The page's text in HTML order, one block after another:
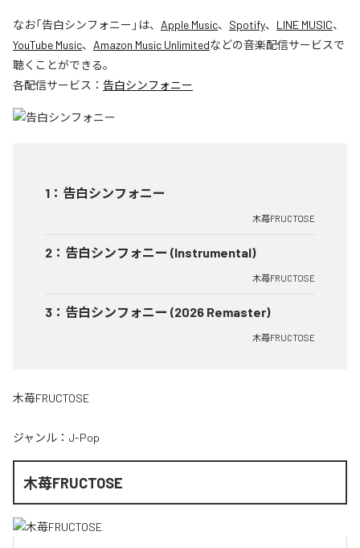
なお「告白シンフォニー 」は、 Apple Music、 Spotify、 LINE MUSIC、
YouTube Music、 Amazon Music Unlimitedなどの音楽配信サービスで
聴くことができる。
各配信サービス： 告白シンフォニー
1 ： 告白シンフォニー
木苺FRUCTOSE
2 ： 告白シンフォニー (Instrumental)
木苺FRUCTOSE
3 ： 告白シンフォニー (2026 Remaster)
木苺FRUCTOSE
木苺FRUCTOSE
ジャンル： J-Pop
木苺FRUCTOSE